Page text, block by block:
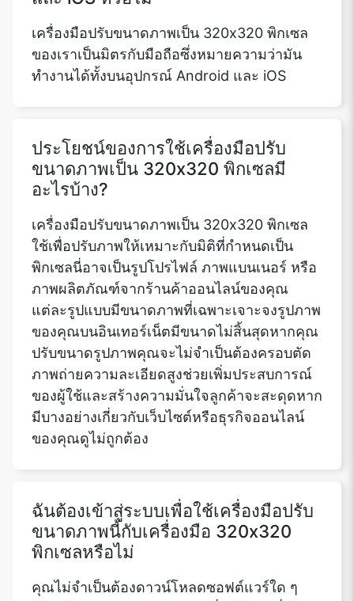
เครื่องมือปรับขนาดภาพเป็น 320x320 พิกเซล
ของเราเป็นมิตรกับมือถือซึ่งหมายความว่ามัน
ทำงานได้ทั้งบนอุปกรณ์ Android และ iOS
ประโยชน์ของการใช้เครื่องมือปรับ
ขนาดภาพเป็น 320x320 พิกเซลมี
อะไรบ้าง?
เครื่องมือปรับขนาดภาพเป็น 320x320 พิกเซล
ใช้เพื่อปรับภาพให้เหมาะกับมิติที่กำหนดเป็น
พิกเซลนี่อาจเป็นรูปโปรไฟล์ ภาพแบนเนอร์ หรือ
ภาพผลิตภัณฑ์จากร้านค้าออนไลน์ของคุณ
แต่ละรูปแบบมีขนาดภาพที่เฉพาะเจาะจงรูปภาพ
ของคุณบนอินเทอร์เน็ตมีขนาดไม่สิ้นสุดหากคุณ
ปรับขนาดรูปภาพคุณจะไม่จำเป็นต้องครอบตัด
ภาพถ่ายความละเอียดสูงช่วยเพิ่มประสบการณ์
ของผู้ใช้และสร้างความมั่นใจลูกค้าจะสะดุดหาก
มีบางอย่างเกี่ยวกับเว็บไซต์หรือธุรกิจออนไลน์
ของคุณดูไม่ถูกต้อง
ฉันต้องเข้าสู่ระบบเพื่อใช้เครื่องมือปรับ
ขนาดภาพนี้กับเครื่องมือ 320x320
พิกเซลหรือไม่
คุณไม่จำเป็นต้องดาวน์โหลดซอฟต์แวร์ใด ๆ